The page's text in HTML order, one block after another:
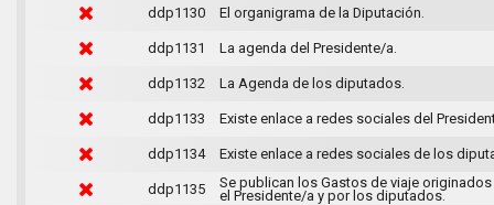
ddp1130
El organigrama de la Diputación.
ddp1131 La agenda del Presidente/a.
ddp1132 La Agenda de los diputados.
ddp1133 Existe enlace a redes sociales del
ddp1134 Existe enlace a redes sociales de los
ddp1135
Se publican los Gastos de viaje
el Presidente/a y por los diputados.